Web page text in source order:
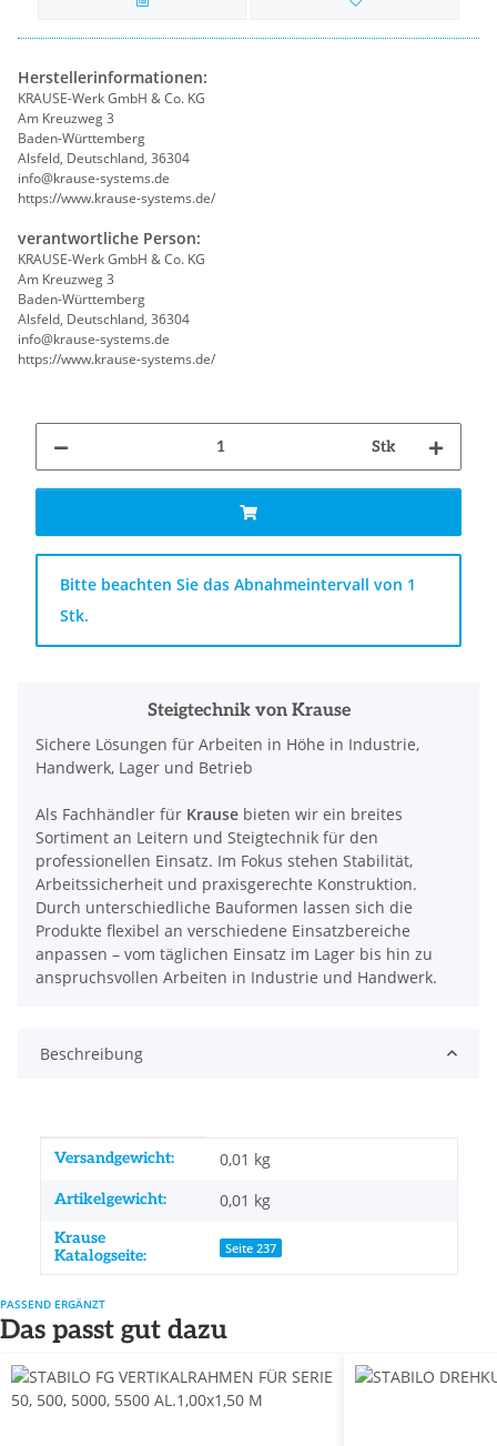
Herstellerinformationen:
KRAUSE-Werk GmbH & Co. KG
Am Kreuzweg 3
Baden-Württemberg
Alsfeld, Deutschland, 36304
info@krause-systems.de
https://www.krause-systems.de/
verantwortliche Person:
KRAUSE-Werk GmbH & Co. KG
Am Kreuzweg 3
Baden-Württemberg
Alsfeld, Deutschland, 36304
info@krause-systems.de
https://www.krause-systems.de/
Stk
x
Bitte beachten Sie das Abnahmeintervall von 1
Stk.
Steigtechnik von Krause
Sichere Lösungen für Arbeiten in Höhe in Industrie,
Handwerk, Lager und Betrieb
Als Fachhändler für Krause bieten wir ein breites
Sortiment an Leitern und Steigtechnik für den
professionellen Einsatz. Im Fokus stehen Stabilität,
Arbeitssicherheit und praxisgerechte Konstruktion.
Durch unterschiedliche Bauformen lassen sich die
Produkte flexibel an verschiedene Einsatzbereiche
anpassen – vom täglichen Einsatz im Lager bis hin zu
anspruchsvollen Arbeiten in Industrie und Handwerk.
Beschreibung
Produkteigenschaft
Wert
Versandgewicht: 0,01 kg
Artikelgewicht: 0,01 kg
Krause
Katalogseite:
Seite 237
PASSEND ERGÄNZT
Das passt gut dazu